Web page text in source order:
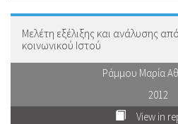
Μελέτη εξέλιξης και ανάλυσης
κοινωνικού Ιστού
Ράμμου Μαρία
2012
View in